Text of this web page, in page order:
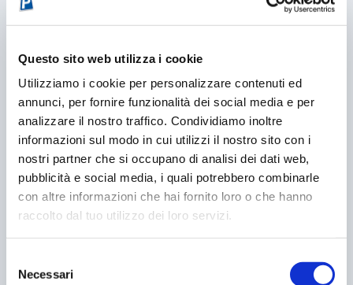
Questo sito web utilizza i cookie
Utilizziamo i cookie per personalizzare contenuti ed
annunci, per fornire funzionalità dei social media e per
analizzare il nostro traffico. Condividiamo inoltre
informazioni sul modo in cui utilizzi il nostro sito con i
nostri partner che si occupano di analisi dei dati web,
pubblicità e social media, i quali potrebbero combinarle
con altre informazioni che hai fornito loro o che hanno
raccolto dal tuo utilizzo dei loro servizi.
delNecessari
MILANO, UNA META DA NON FARSI SCAPPARE
MILIONARIO